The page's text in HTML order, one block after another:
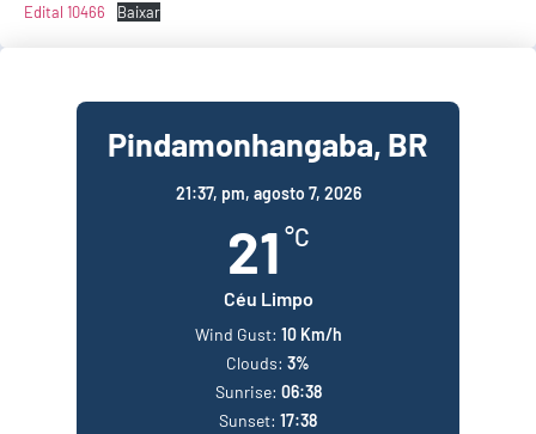
Edital 10466 Baixar
Pindamonhangaba, BR
21:37, pm, agosto 7, 2026
21 °C
Céu Limpo
Wind Gust: 10 Km/h
Clouds: 3%
Sunrise: 06:38
Sunset: 17:38